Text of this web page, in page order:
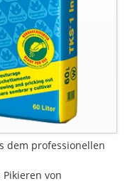
dem professionellen
von